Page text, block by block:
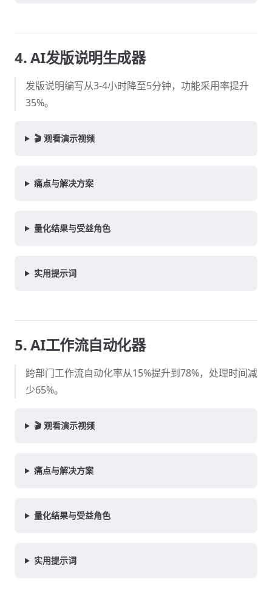
4. AI发版说明生成器
发版说明编写从3-4小时降至5分钟，功能采用率提升
35%。
🎬 观看演示视频
痛点与解决方案
量化结果与受益角色
实用提示词
5. AI工作流自动化器
跨部门工作流自动化率从15%提升到78%，处理时间减
少65%。
🎬 观看演示视频
痛点与解决方案
量化结果与受益角色
实用提示词